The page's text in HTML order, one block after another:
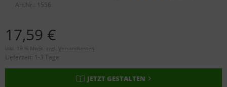
Art.Nr.: 1556
17,59 €
inkl. 19 % MwSt. zzgl. Versandkosten
Lieferzeit: 1-3 Tage
JETZT GESTALTEN